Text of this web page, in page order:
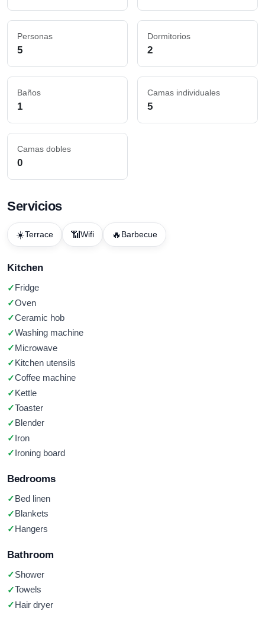
Personas
5
Dormitorios
2
Baños
1
Camas individuales
5
Camas dobles
0
Servicios
☀️Terrace 📶 Wifi 🔥 Barbecue
Kitchen
Fridge
Oven
Ceramic hob
Washing machine
Microwave
Kitchen utensils
Coffee machine
Kettle
Toaster
Blender
Iron
Ironing board
Bedrooms
Bed linen
Blankets
Hangers
Bathroom
Shower
Towels
Hair dryer